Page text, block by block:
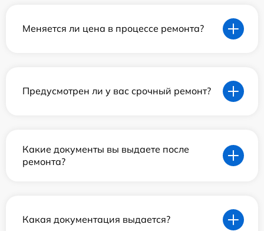
Меняется ли цена в процессе ремонта?
Предусмотрен ли у вас срочный ремонт?
Какие документы вы выдаете после
ремонта?
Какая документация выдается?